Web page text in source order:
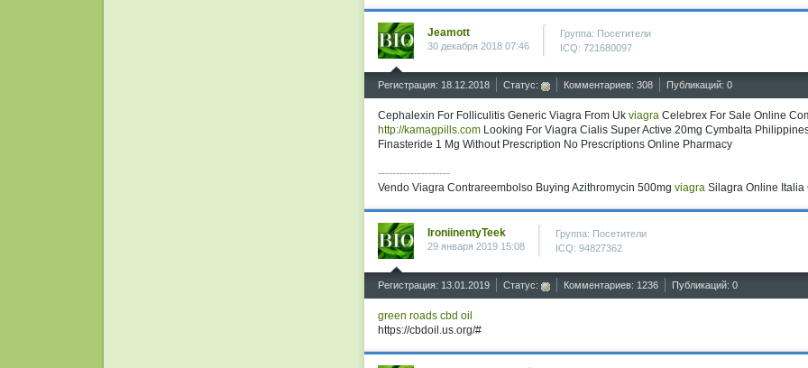
Jeamott
30 декабря 2018 07:46
Группа: Посетители
ICQ: 721680097
Регистрация: 18.12.2018 Статус: Комментариев: 308 Публикаций: 0
Cephalexin For Folliculitis Generic Viagra From Uk viagra Celebrex For Sale Online
http://kamagpills.com Looking For Viagra Cialis Super Active 20mg Cymbalta
Finasteride 1 Mg Without Prescription No Prescriptions Online Pharmacy
--------------------
Vendo Viagra Contrareembolso Buying Azithromycin 500mg viagra Silagra Online
IroniinentyTeek
29 января 2019 15:08
Группа: Посетители
ICQ: 94827362
Регистрация: 13.01.2019 Статус: Комментариев: 1236 Публикаций: 0
green roads cbd oil
https://cbdoil.us.org/#